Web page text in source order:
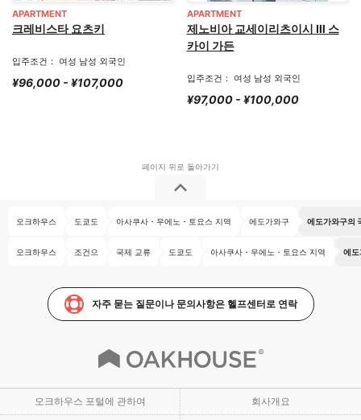
APARTMENT
크레비스타 요츠키
입주조건： 여성 남성 외국인
¥96,000 - ¥107,000
APARTMENT
제노비아 교세이리츠이시 Ⅲ 스
카이 가든
입주조건： 여성 남성 외국인
¥97,000 - ¥100,000
오크하우스 도쿄도 아사쿠사・우에노・토요스 지역 에도가와구 에도가와구의
오크하우스 조건으 국제 교류 도쿄도 아사쿠사・우에노・토요스 지역 에도
자주 묻는 질문이나 문의사항은 헬프센터로 연락
오크하우스 포털에 관하여 회사개요